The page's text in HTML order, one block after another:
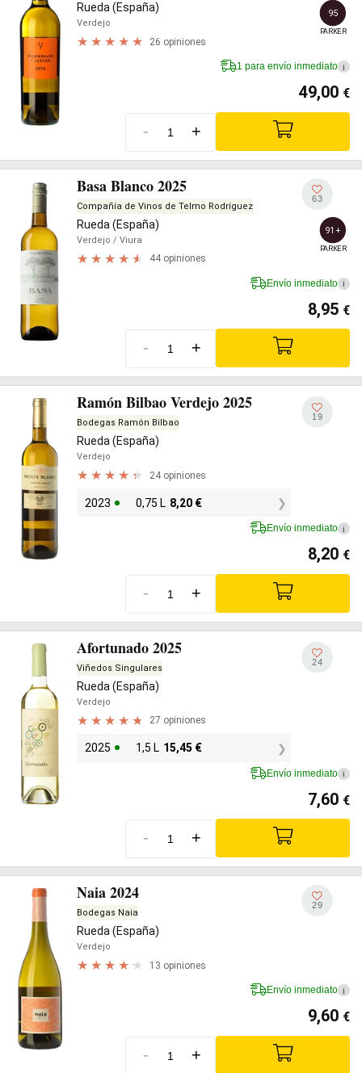
Rueda (España)
Verdejo
26 opiniones
95
PARKER
1 para envío inmediato i
49,00 €
- +
Basa Blanco 2025
Compañía de Vinos de Telmo Rodríguez
Rueda (España)
Verdejo / Viura
44 opiniones
63
91+
PARKER
Envío inmediato i
8,95 €
- +
Ramón Bilbao Verdejo 2025
Bodegas Ramón Bilbao
Rueda (España)
Verdejo
24 opiniones
2023 0,75 L 8,20 €
19
Envío inmediato i
8,20 €
- +
Afortunado 2025
Viñedos Singulares
Rueda (España)
Verdejo
27 opiniones
2025 1,5 L 15,45 €
24
Envío inmediato i
7,60 €
- +
Naia 2024
Bodegas Naia
Rueda (España)
Verdejo
13 opiniones
29
Envío inmediato i
9,60 €
- +